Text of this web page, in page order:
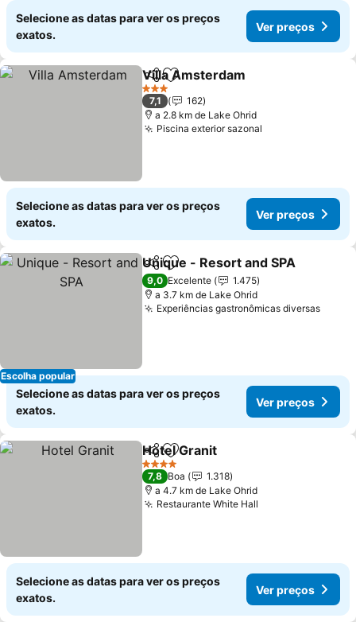
Selecione as datas para ver os preços
exatos.
Ver preços
PartilharAdicionar aos favoritos
Villa Amsterdam
3 Estrelas
7,1
162
a 2.8 km de Lake Ohrid
Piscina exterior sazonal
Selecione as datas para ver os preços
exatos.
Ver preços
Escolha popular
PartilharAdicionar aos favoritos
Unique - Resort and SPA
9,0 Excelente
1.475
a 3.7 km de Lake Ohrid
Experiências gastronômicas diversasVer
Selecione as datas para ver os preços
exatos.
Ver preços
PartilharAdicionar aos favoritos
Hotel Granit
4 Estrelas
7,8 Boa
1.318
a 4.7 km de Lake Ohrid
Restaurante White Hall
Selecione as datas para ver os preços
exatos.
Ver preços